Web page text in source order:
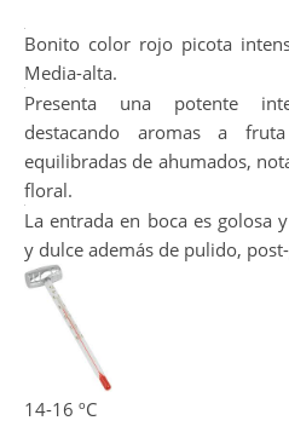
Bonito color rojo picota
Media-alta.
Presenta una potente
destacando aromas a
equilibradas de ahumados,
floral.
La entrada en boca es golosa